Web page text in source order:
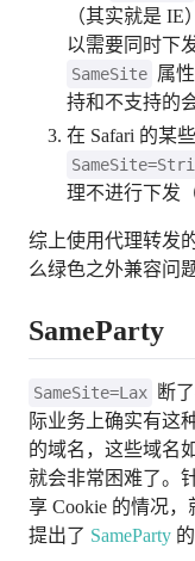
（其实就是
以需要同时下
SameSite 属
持和不支持的
在 Safari 的某
理不进行下发
综上使用代理转发
么绿色之外兼容问
SameParty
SameSite=Lax
断
际业务上确实有这
的域名，这些域名
就会非常困难了。
享 Cookie 的情况，
提出了 SameParty